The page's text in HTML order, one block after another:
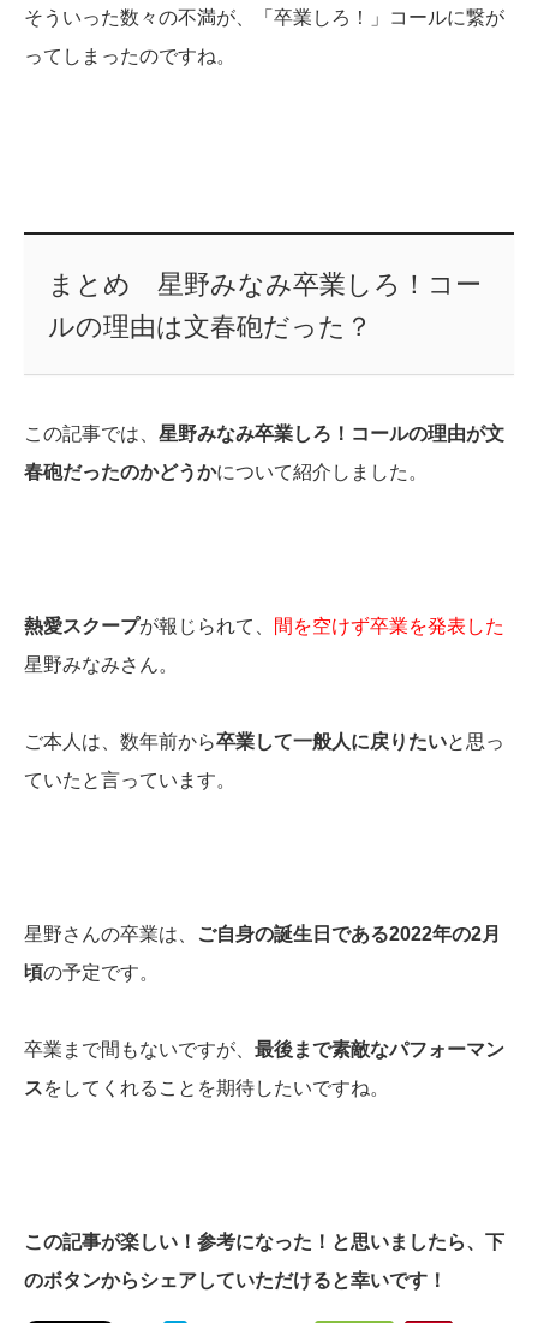
そういった数々の不満が、「卒業しろ！」コールに繋が
ってしまったのですね。
まとめ 星野みなみ卒業しろ！コー
ルの理由は文春砲だった？
この記事では、 星野みなみ卒業しろ！コールの理由が文
春砲だったのかどうかについて紹介しました。
熱愛スクープが報じられて、
間を空けず卒業を発表した
星野みなみさん。
ご本人は、数年前から卒業して一般人に戻りたいと思っ
ていたと言っています。
星野さんの卒業は、
ご自身の誕生日である2022年の2月
頃の予定です。
卒業まで間もないですが、 最後まで素敵なパフォーマン
スをしてくれることを期待したいですね。
この記事が楽しい！参考になった！と思いましたら、下
のボタンからシェアしていただけると幸いです！